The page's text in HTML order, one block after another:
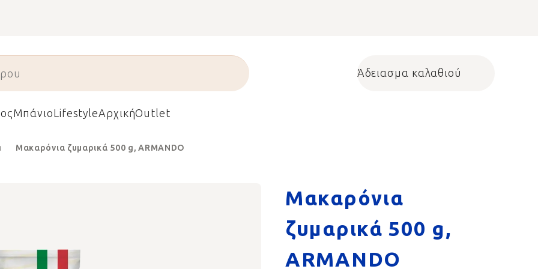
Shopping cart
Άδειασμα καλαθιού
ΜπάνιοLifestyleΑρχικήOutlet
Μακαρόνια ζυμαρικά 500 g, ARMANDO
Μακαρόνια
ζυμαρικά 500 g,
ARMANDO